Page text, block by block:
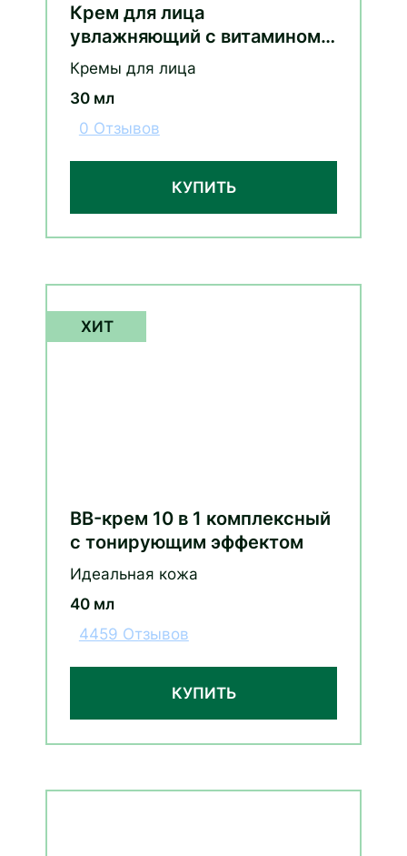
Крем для лица
увлажняющий с витамином
С сыворотка 2в1 30 мл
Кремы для лица
30 мл
0 Отзывов
КУПИТЬ
BB-крем 10 в 1 комплексный
с тонирующим эффектом
Идеальная кожа
40 мл
4459 Отзывов
КУПИТЬ